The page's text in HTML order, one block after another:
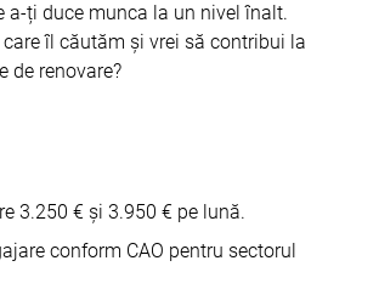
a-ți duce munca la un nivel înalt.
îl căutăm și vrei să contribui la
de renovare?
3.250 € și 3.950 € pe lună.
conform CAO pentru sectorul